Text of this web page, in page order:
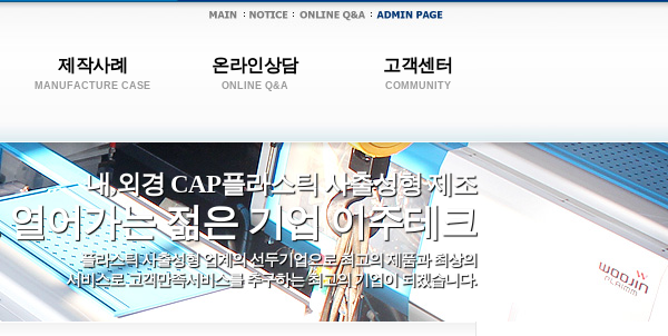
제작사례
MANUFACTURE CASE
온라인상담
ONLINE Q&A
고객센터
COMMUNITY
내,외경 CAP플라스틱 사출성형 제조
어가는 젊은 기업 이주테크
플라스틱 사출성형 업계의 선두기업으로 최고의 제품과 최상의
서비스로 고객만족서비스를 추구하는 최고의 기업이 되겠습니다.